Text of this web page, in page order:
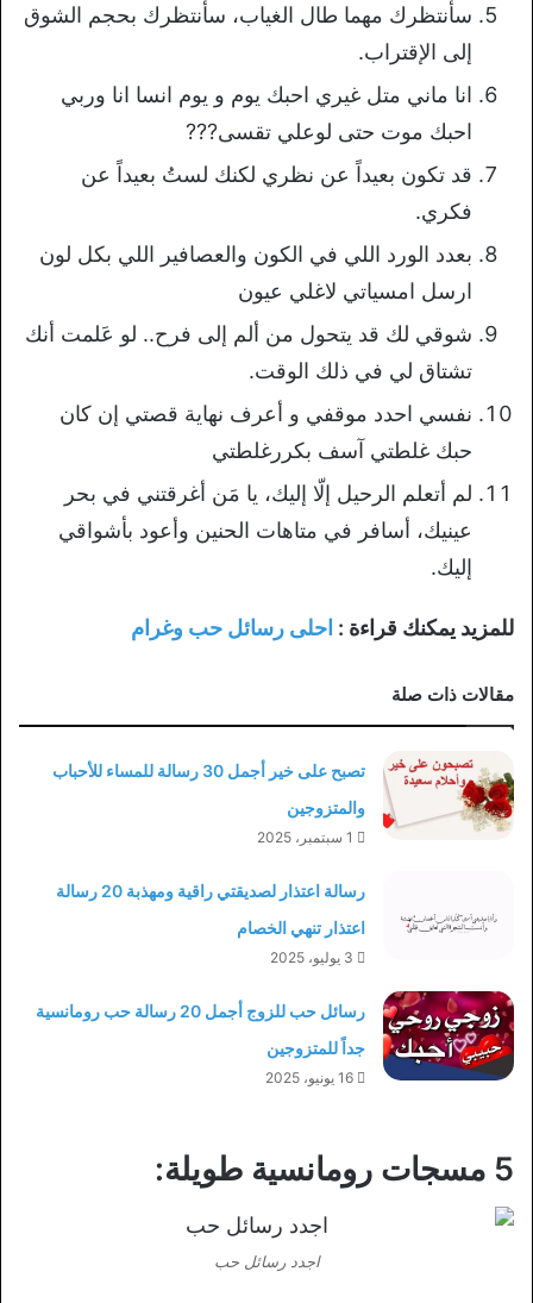
سأنتظرك مهما طال الغياب، سأنتظرك بحجم الشوق
إلى الإقتراب.
انا ماني متل غيري احبك يوم و يوم انسا انا وربي
احبك موت حتى لوعلي تقسى???
قد تكون بعيداً عن نظري لكنك لستُ بعيداً عن
فكري.
بعدد الورد اللي في الكون والعصافير اللي بكل لون
ارسل امسياتي لاغلي عيون
شوقي لك قد يتحول من ألم إلى فرح.. لو عَلمت أنك
تشتاق لي في ذلك الوقت.
نفسي احدد موقفي و أعرف نهاية قصتي إن كان
حبك غلطتي آسف بكررغلطتي
لم أتعلم الرحيل إلّا إليك، يا مَن أغرقتني في بحر
عينيك، أسافر في متاهات الحنين وأعود بأشواقي
إليك.
للمزيد يمكنك قراءة : احلى رسائل حب وغرام
مقالات ذات صلة
تصبح على خير أجمل 30 رسالة للمساء للأحباب
والمتزوجين
1 سبتمبر، 2025
رسالة اعتذار لصديقتي راقية ومهذبة 20 رسالة
اعتذار تنهي الخصام
3 يوليو، 2025
رسائل حب للزوج أجمل 20 رسالة حب رومانسية
جداً للمتزوجين
16 يونيو، 2025
5 مسجات رومانسية طويلة:
اجدد رسائل حب